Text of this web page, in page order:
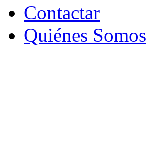
Contactar
Quiénes Somos